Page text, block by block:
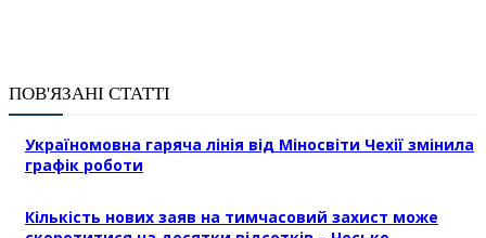
ПОВ'ЯЗАНІ СТАТТІ
Україномовна гаряча лінія від Міносвіти Чехії змінила
графік роботи
Кількість нових заяв на тимчасовий захист може